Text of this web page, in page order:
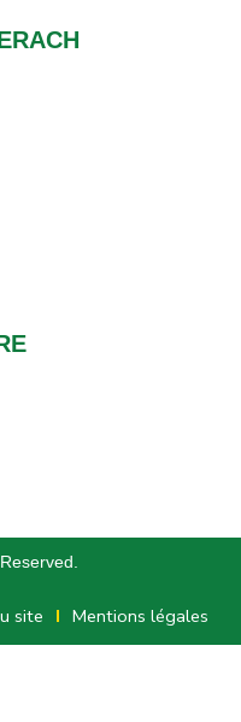
site Mentions légales